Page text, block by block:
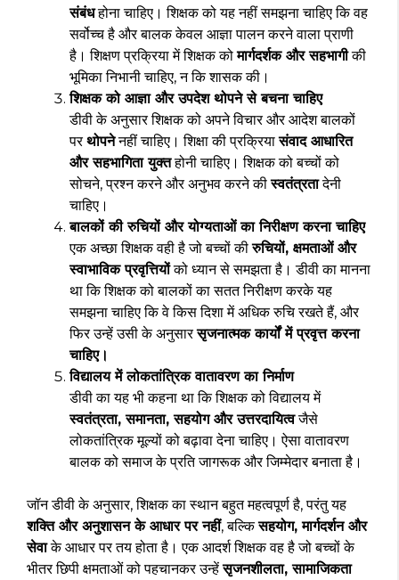
संबंधहोना चाहिए। शिक्षक को यह नहीं समझना चाहिए कि वह
सर्वोच्च है और बालक केवल आज्ञा पालन करने वाला प्राणी
है। शिक्षण प्रक्रिया में शिक्षक कोमार्गदर्शक और सहभागीकी
भूमिका निभानी चाहिए, न कि शासक की।
शिक्षक को आज्ञा और उपदेश थोपने से बचना चाहिए
डीवी के अनुसार शिक्षक को अपने विचार और आदेश बालकों
परथोपनेनहीं चाहिए। शिक्षा की प्रक्रियासंवाद आधारित
और सहभागिता युक्तहोनी चाहिए। शिक्षक को बच्चों को
सोचने, प्रश्न करने और अनुभव करने कीस्वतंत्रतादेनी
चाहिए।
बालकों की रुचियों और योग्यताओं का निरीक्षण करना चाहिए
एक अच्छा शिक्षक वही है जो बच्चों कीरुचियों, क्षमताओं और
स्वाभाविक प्रवृत्तियोंको ध्यान से समझता है। डीवी का मानना
था कि शिक्षक को बालकों का सतत निरीक्षण करके यह
समझना चाहिए कि वे किस दिशा में अधिक रुचि रखते हैं, और
फिर उन्हें उसी के अनुसारसृजनात्मक कार्यों में प्रवृत्त करना
चाहिए।
विद्यालय में लोकतांत्रिक वातावरण का निर्माण
डीवी का यह भी कहना था कि शिक्षक को विद्यालय में
स्वतंत्रता, समानता, सहयोग और उत्तरदायित्वजैसे
लोकतांत्रिक मूल्यों को बढ़ावा देना चाहिए। ऐसा वातावरण
बालक को समाज के प्रति जागरूक और जिम्मेदार बनाता है।
जॉन डीवी के अनुसार, शिक्षक का स्थान बहुत महत्वपूर्ण है, परंतु यह
शक्ति और अनुशासन के आधार पर नहीं, बल्किसहयोग, मार्गदर्शन और
सेवाके आधार पर तय होता है। एक आदर्श शिक्षक वह है जो बच्चों के
भीतर छिपी क्षमताओं को पहचानकर उन्हेंसृजनशीलता, सामाजिकता